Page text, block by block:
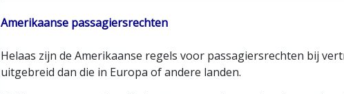
Amerikaanse passagiersrechten
Helaas zijn de Amerikaanse regels voor passagiersrechten bij
uitgebreid dan die in Europa of andere landen.